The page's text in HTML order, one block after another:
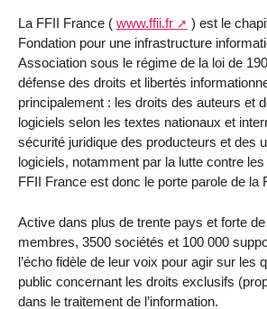
La FFII France ( www.ffii.fr
) est le
Fondation pour une infrastructure
Association sous le régime de la loi de
défense des droits et libertés
principalement : les droits des auteurs et
logiciels selon les textes nationaux et
sécurité juridique des producteurs et des
logiciels, notamment par la lutte contre
FFII France est donc le porte parole de la
Active dans plus de trente pays et forte
membres, 3500 sociétés et 100 000
l’écho fidèle de leur voix pour agir sur les
public concernant les droits exclusifs
dans le traitement de l’information.